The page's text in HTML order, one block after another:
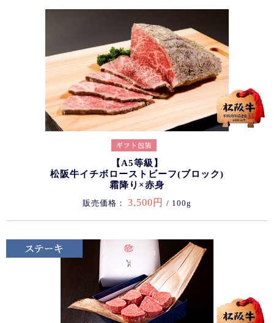
【A5等級】
松阪牛イチボローストビーフ(ブロック)
霜降り×赤身
販売価格： 3,500円 / 100g